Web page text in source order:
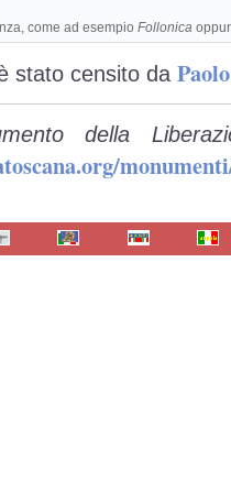
come ad esempio Follonica
stato censito da
della